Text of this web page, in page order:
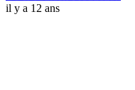
il y a 12 ans